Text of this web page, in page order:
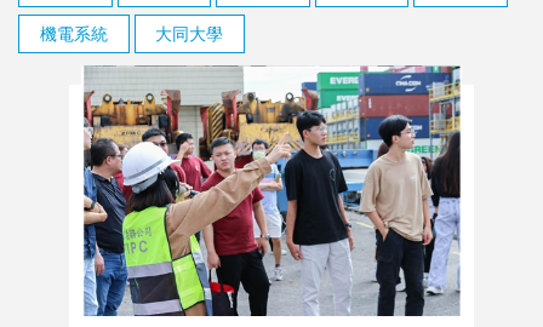
機電系統
大同大學